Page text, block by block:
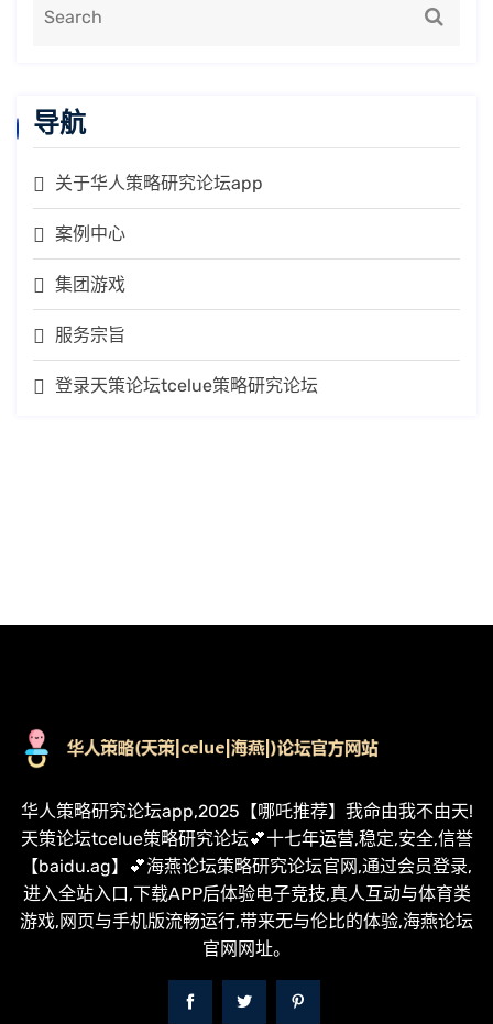
导航
关于华人策略研究论坛app
案例中心
集团游戏
服务宗旨
登录天策论坛tcelue策略研究论坛
华人策略研究论坛app,2025【哪吒推荐】我命由我不由天!
天策论坛tcelue策略研究论坛💕十七年运营,稳定,安全,信誉
【baidu.ag】💕海燕论坛策略研究论坛官网,通过会员登录,
进入全站入口,下载APP后体验电子竞技,真人互动与体育类
游戏,网页与手机版流畅运行,带来无与伦比的体验,海燕论坛
官网网址。